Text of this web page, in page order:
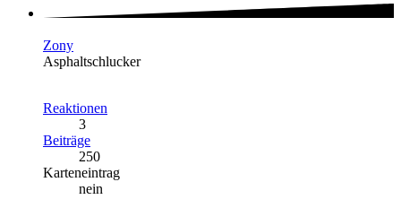
Zony
Asphaltschlucker
Reaktionen
3
Beiträge
250
Karteneintrag
nein